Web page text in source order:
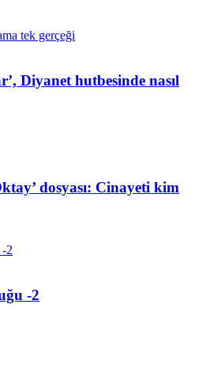
Diyanet hutbesinde nasıl
dosyası: Cinayeti kim
-2